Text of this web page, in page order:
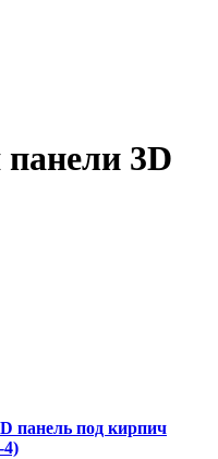
3D
панель под кирпич
4)